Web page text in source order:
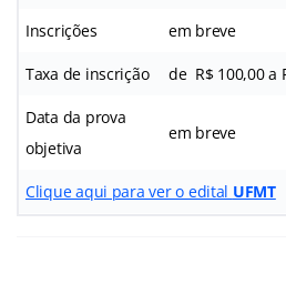
Inscrições em breve
Taxa de inscrição de R$ 100,00 a
Data da prova
objetiva
em breve
Clique aqui para ver o edital UFMT